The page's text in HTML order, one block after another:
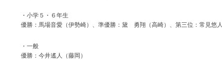
・小学５・６年生
優勝：馬場音愛（伊勢崎）、準優勝：黛 勇翔（高崎）、第三位：常見悠
・一般
優勝：今井遙人（藤岡）